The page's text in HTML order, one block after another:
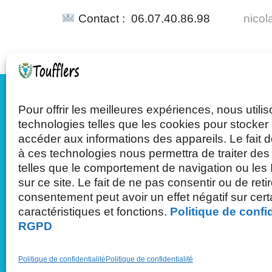
Pour offrir les meilleures expériences, nous
technologies telles que les cookies pour stocker
accéder aux informations des appareils. Le fait
à ces technologies nous permettra de traiter
telles que le comportement de navigation ou les
sur ce site. Le fait de ne pas consentir ou de
consentement peut avoir un effet négatif sur
caractéristiques et fonctions. Politique de
RGPD
Politique de confidentialité Politique de confidentialité
Contact : 06.07.40.86.98
Mairie de Toufflers
Tél : 03.20.75.27.71
63 rue de Roubaix - 59390 Toufflers